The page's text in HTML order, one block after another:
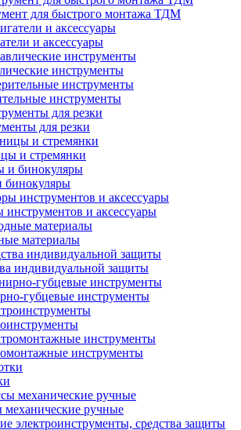
для быстрого монтажа ТДМ
и аксессуары
инструменты
инструменты
для резки
и стремянки
инструментов и аксессуары
материалы
индивидуальной защиты
губцевые инструменты
инструменты
механические ручные